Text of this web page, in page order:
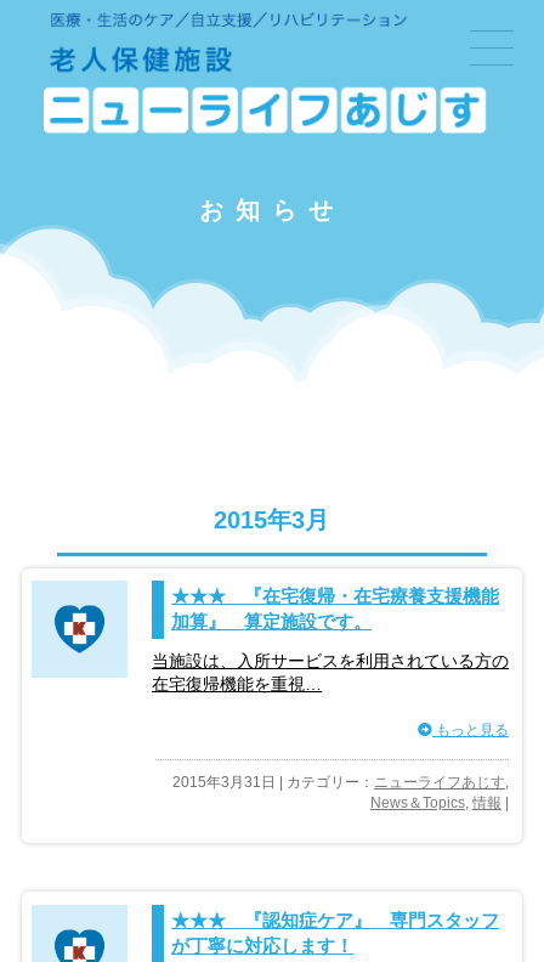
お知らせ
2015年3月
★★★ 『在宅復帰・在宅療養支援機能
加算』 算定施設です。
当施設は、入所サービスを利用されている方の
在宅復帰機能を重視…
もっと見る
2015年3月31日 | カテゴリー： ニューライフあじす,
News＆Topics, 情報
★★★ 『認知症ケア』 専門スタッフ
が丁寧に対応します！